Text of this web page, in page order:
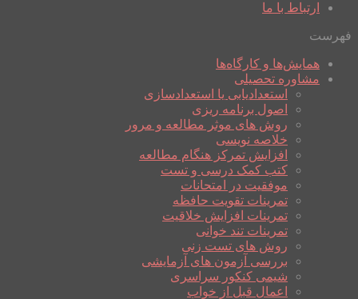
ارتباط با ما
فهرست
همایش‌ها و کارگاه‌ها
مشاوره تحصیلی
استعدادیابی یا استعدادسازی
اصول برنامه ریزی
روش های موثر مطالعه و مرور
خلاصه نویسی
افزایش تمرکز هنگام مطالعه
کتب کمک درسی و تست
موفقیت در امتحانات
تمرینات تقویت حافظه
تمرینات افزایش خلاقیت
تمرینات تند خوانی
روش های تست زنی
بررسی آزمون های آزمایشی
شیمی کنکور سراسری
اعمال قبل از خواب